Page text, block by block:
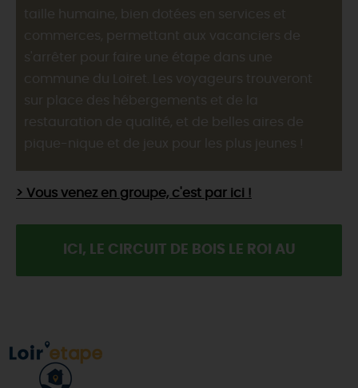
taille humaine, bien dotées en services et
commerces, permettant aux vacanciers de
s'arrêter pour faire une étape dans une
commune du Loiret. Les voyageurs trouveront
sur place des hébergements et de la
restauration de qualité, et de belles aires de
pique-nique et de jeux pour les plus jeunes !
> Vous venez en groupe, c'est par ici !
ICI, LE CIRCUIT DE BOIS LE ROI AU